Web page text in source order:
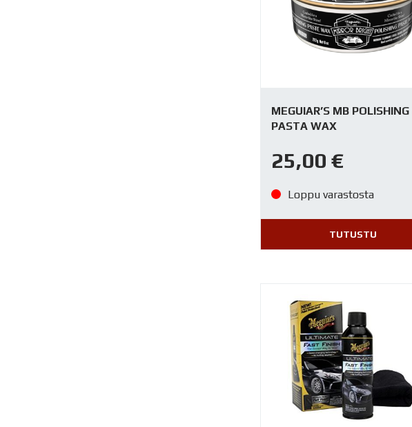
MEGUIAR’S MB POLISHING
PASTA WAX
25,00 €
Loppu varastosta
TUTUSTU